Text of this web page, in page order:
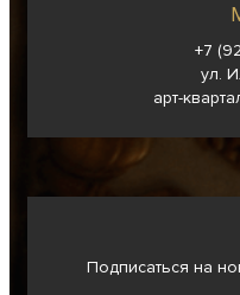
+7
ул.
арт-
Подписаться на